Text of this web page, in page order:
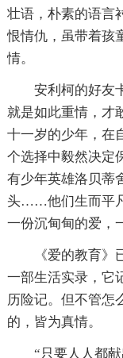
壮语，朴素的语言
恨情仇，虽带着孩
情。
安利柯的好友
就是如此重情，才
十一岁的少年，在
个选择中毅然决定
有少年英雄洛贝蒂
头……他们生而平
一份沉甸甸的爱，
《爱的教育
一部生活实录，它
历险记。但不管怎
的，皆为真情。
“只要人人都